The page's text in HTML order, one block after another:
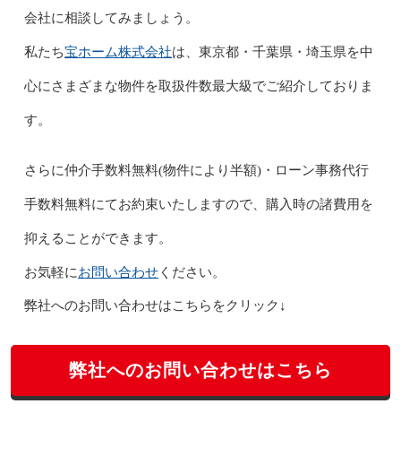
会社に相談してみましょう。
私たち宝ホーム株式会社は、 東京都・千葉県・埼玉県を中
心にさまざまな物件を取扱件数最大級でご紹介しておりま
す。
さらに仲介手数料無料(物件により半額)・ローン事務代行
手数料無料にてお約束いたしますので、 購入時の諸費用を
抑えることができます。
お気軽にお問い合わせください。
弊社へのお問い合わせはこちらをクリック↓
弊社へのお問い合わせはこちら